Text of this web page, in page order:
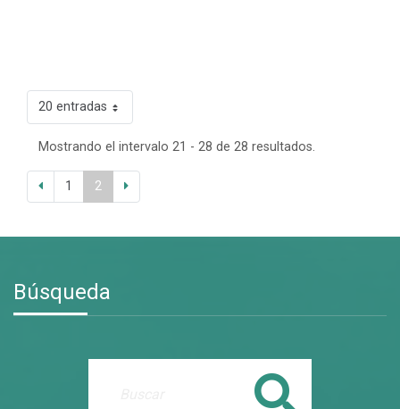
20 entradas
Mostrando el intervalo 21 - 28 de 28 resultados.
1 2
Búsqueda
Buscar